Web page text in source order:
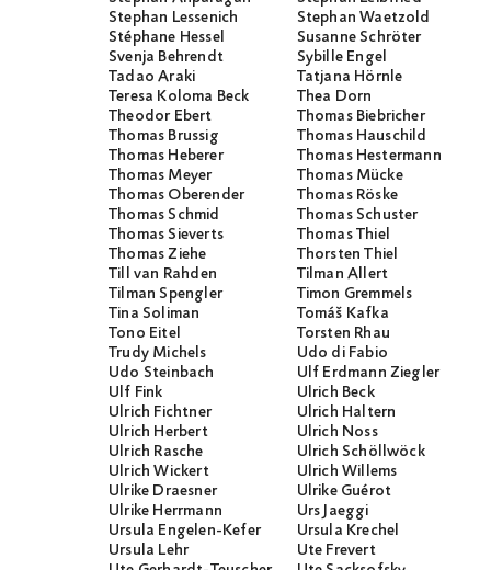
Stephan Lessenich
Stephan Waetzold
Stéphane Hessel
Susanne Schröter
Svenja Behrendt
Sybille Engel
Tadao Araki
Tatjana Hörnle
Teresa Koloma Beck
Thea Dorn
Theodor Ebert
Thomas Biebricher
Thomas Brussig
Thomas Hauschild
Thomas Heberer
Thomas Hestermann
Thomas Meyer
Thomas Mücke
Thomas Oberender
Thomas Röske
Thomas Schmid
Thomas Schuster
Thomas Sieverts
Thomas Thiel
Thomas Ziehe
Thorsten Thiel
Till van Rahden
Tilman Allert
Tilman Spengler
Timon Gremmels
Tina Soliman
Tomáš Kafka
Tono Eitel
Torsten Rhau
Trudy Michels
Udo di Fabio
Udo Steinbach
Ulf Erdmann Ziegler
Ulf Fink
Ulrich Beck
Ulrich Fichtner
Ulrich Haltern
Ulrich Herbert
Ulrich Noss
Ulrich Rasche
Ulrich Schöllwöck
Ulrich Wickert
Ulrich Willems
Ulrike Draesner
Ulrike Guérot
Ulrike Herrmann
Urs Jaeggi
Ursula Engelen-Kefer
Ursula Krechel
Ursula Lehr
Ute Frevert